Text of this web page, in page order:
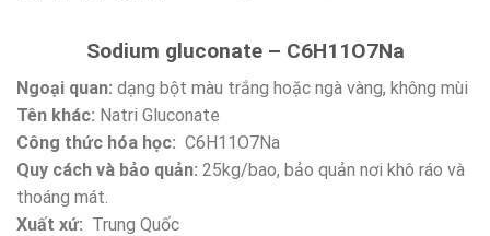
Sodium gluconate – C6H11O7Na
Ngoại quan: dạng bột màu trắng hoặc ngà vàng, không mùi
Tên khác: Natri Gluconate
Công thức hóa học: C6H11O7Na
Quy cách và bảo quản: 25kg/bao, bảo quản nơi khô ráo và
thoáng mát.
Xuất xứ: Trung Quốc